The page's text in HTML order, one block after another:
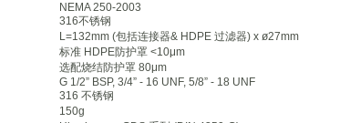
NEMA 250-2003
316不锈钢
L=132mm (包括连接器& HDPE 过滤器) x ø27mm
标准 HDPE防护罩 <10μm
选配烧结防护罩 80μm
G 1/2” BSP, 3/4” - 16 UNF, 5/8” - 18 UNF
316 不锈钢
150g